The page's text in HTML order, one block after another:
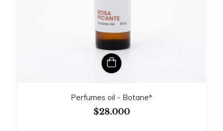
Perfumes oil - Botane*
$28.000